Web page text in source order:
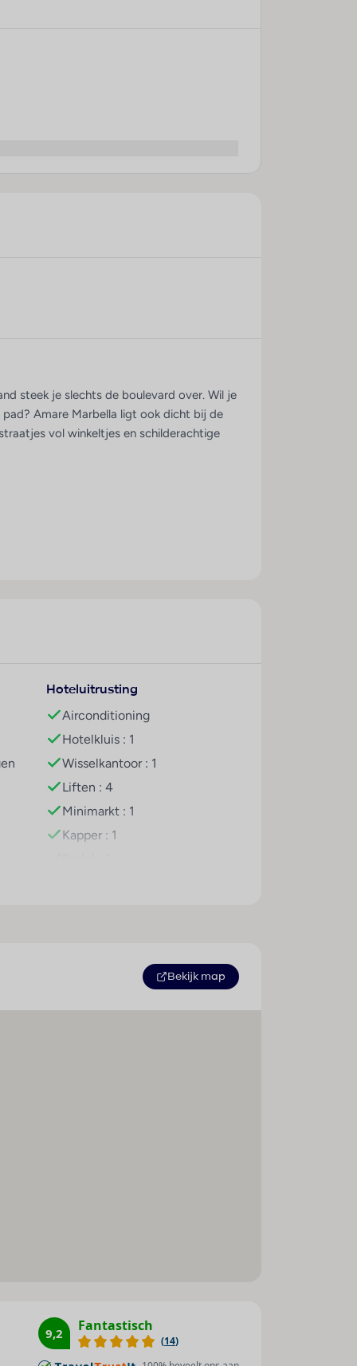
steek je slechts de boulevard over. Wil je
Amare Marbella ligt ook dicht bij de
vol winkeltjes en schilderachtige
Hoteluitrusting
Airconditioning
Hotelkluis : 1
Wisselkantoor : 1
Liften : 4
Minimarkt : 1
Kapper : 1
Bekijk map
9,2 Fantastisch
(14)